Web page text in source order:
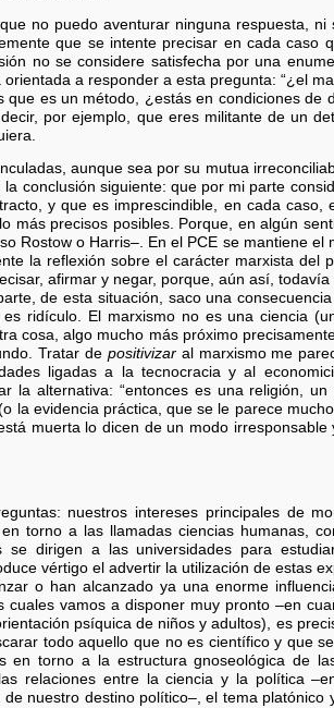
no puedo aventurar ninguna respuesta, ni
que se intente precisar en cada caso
no se considere satisfecha por una
a responder a esta pregunta: “¿el
que es un método, ¿estás en condiciones de
por ejemplo, que eres militante de un
aunque sea por su mutua
conclusión siguiente: que por mi parte
y que es imprescindible, en cada caso,
más precisos posibles. Porque, en algún
Rostow o Harris–. En el PCE se mantiene el
la reflexión sobre el carácter marxista del
afirmar y negar, porque, aún así, todavía
de esta situación, saco una
ridículo. El marxismo no es una ciencia
cosa, algo mucho más próximo
Tratar de positivizaral marxismo me
ligadas a la tecnocracia y al
la alternativa: “entonces es una religión, un
la evidencia práctica, que se le parece
muerta lo dicen de un modo irresponsable
nuestros intereses principales de
torno a las llamadas ciencias humanas,
dirigen a las universidades para
vértigo el advertir la utilización de estas
o han alcanzado ya una enorme
vamos a disponer muy pronto –en
psíquica de niños y adultos), es
todo aquello que no es científico y que
en torno a la estructura gnoseológica de
relaciones entre la ciencia y la política
nuestro destino político–, el tema platónico